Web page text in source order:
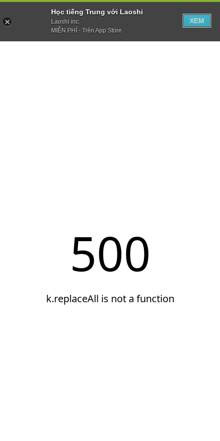
Học tiếng Trung với Laoshi
Laoshi inc.
MIỄN PHÍ - Trên App Store
XEM
500
k.replaceAll is not a function